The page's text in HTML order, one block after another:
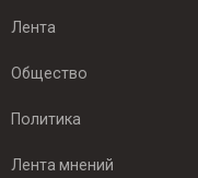
Лента
Общество
Политика
Лента мнений